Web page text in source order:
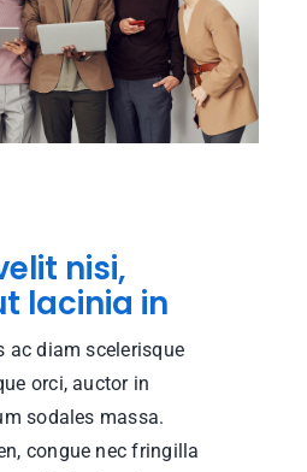
nisi,
lacinia in
ac diam scelerisque
orci, auctor in
sodales massa.
congue nec fringilla